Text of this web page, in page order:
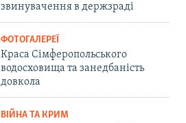
звинувачення в держзраді
ФОТОГАЛЕРЕЇ
Краса Сімферопольського
водосховища та занедбаність
довкола
ВІЙНА ТА КРИМ